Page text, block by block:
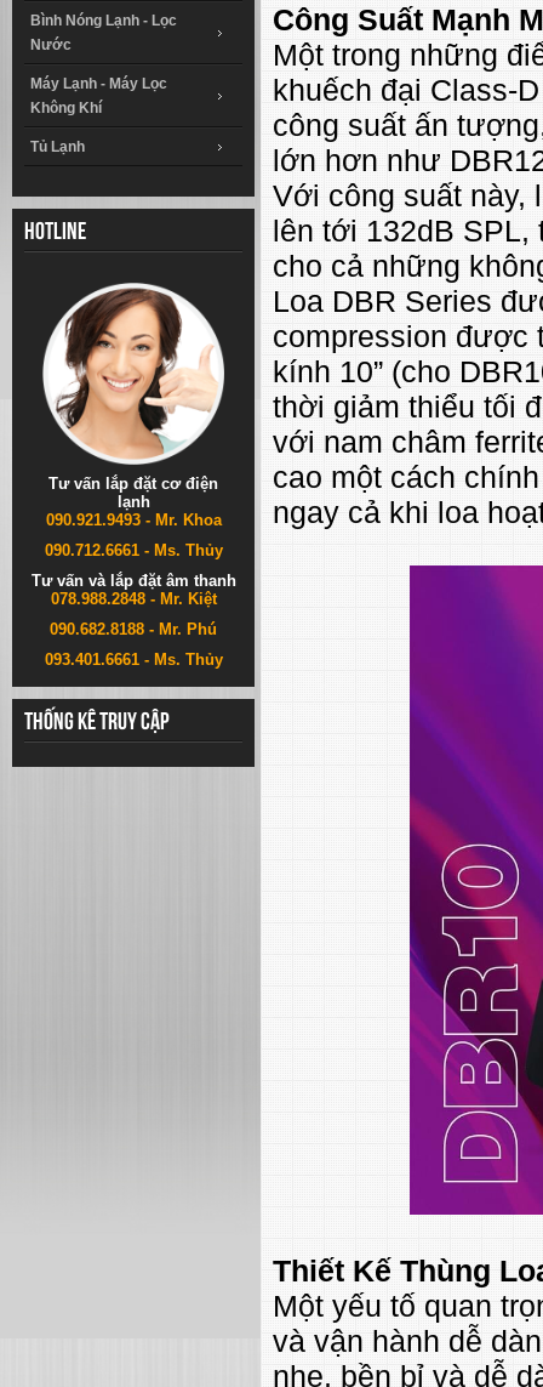
Bình Nóng Lạnh - Lọc
Nước
Máy Lạnh - Máy Lọc
Không Khí
Tủ Lạnh
Hotline
Tư vấn lắp đặt cơ điện
lạnh
090.921.9493 - Mr. Khoa
090.712.6661 - Ms. Thủy
Tư vấn và lắp đặt âm thanh
078.988.2848 - Mr. Kiệt
090.682.8188 - Mr. Phú
093.401.6661 - Ms. Thủy
Thống kê truy cập
Công Suất Mạnh
Một trong những
khuếch đại Class-
công suất ấn
lớn hơn như
Với công suất này,
lên tới 132dB SPL,
cho cả những
Loa DBR Series
compression được
kính 10” (cho
thời giảm thiểu tối
với nam châm
cao một cách
ngay cả khi loa
Thiết Kế Thùng
Một yếu tố quan
và vận hành dễ
nhẹ, bền bỉ và dễ